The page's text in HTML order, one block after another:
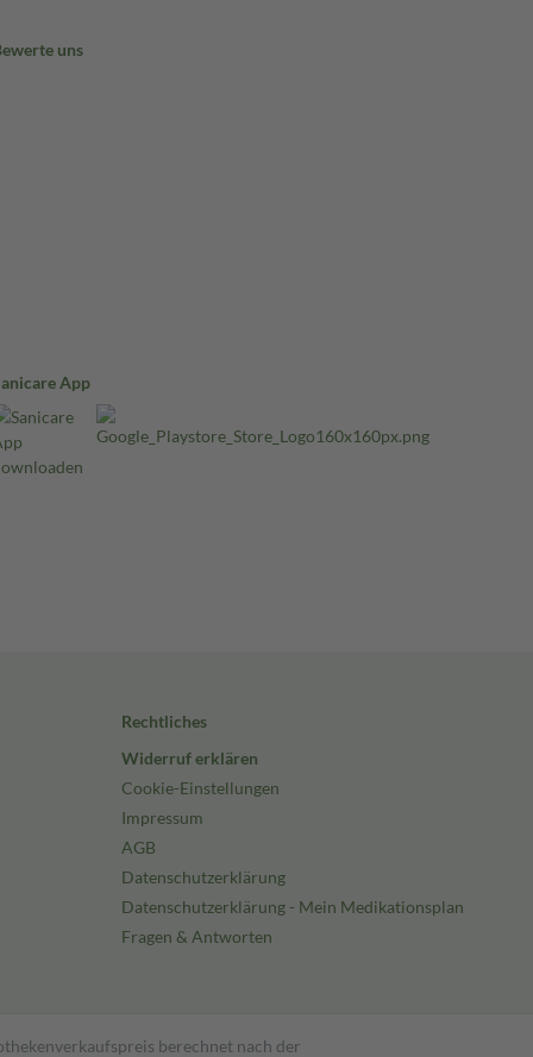
uns
App
Rechtliches
Widerruf erklären
Cookie-Einstellungen
Impressum
AGB
Datenschutzerklärung
Datenschutzerklärung - Mein Medikationsplan
Fragen & Antworten
berechnet nach der